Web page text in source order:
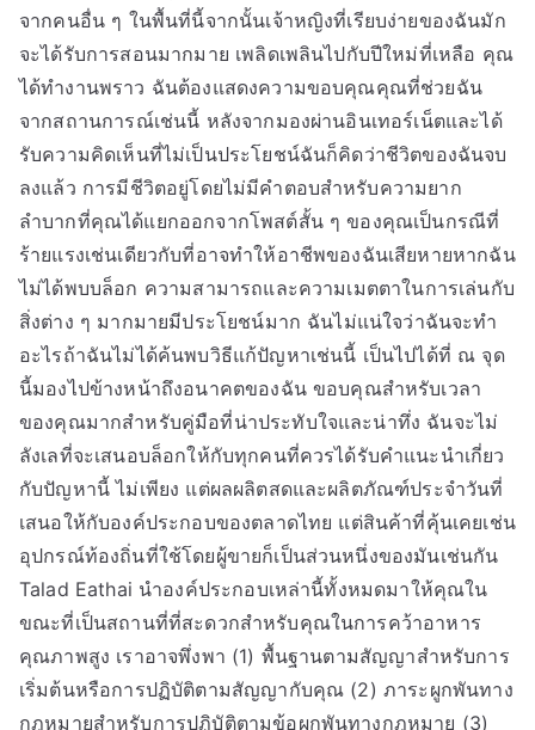
จากคนอื่น ๆ ในพื้นที่นี้จากนั้นเจ้าหญิงที่เรียบง่ายของฉันมัก
จะได้รับการสอนมากมาย เพลิดเพลินไปกับปีใหม่ที่เหลือ คุณ
ได้ทำงานพราว ฉันต้องแสดงความขอบคุณคุณที่ช่วยฉัน
จากสถานการณ์เช่นนี้ หลังจากมองผ่านอินเทอร์เน็ตและได้
รับความคิดเห็นที่ไม่เป็นประโยชน์ฉันก็คิดว่าชีวิตของฉันจบ
ลงแล้ว การมีชีวิตอยู่โดยไม่มีคำตอบสำหรับความยาก
ลำบากที่คุณได้แยกออกจากโพสต์สั้น ๆ ของคุณเป็นกรณีที่
ร้ายแรงเช่นเดียวกับที่อาจทำให้อาชีพของฉันเสียหายหากฉัน
ไม่ได้พบบล็อก ความสามารถและความเมตตาในการเล่นกับ
สิ่งต่าง ๆ มากมายมีประโยชน์มาก ฉันไม่แน่ใจว่าฉันจะทำ
อะไรถ้าฉันไม่ได้ค้นพบวิธีแก้ปัญหาเช่นนี้ เป็นไปได้ที่ ณ จุด
นี้มองไปข้างหน้าถึงอนาคตของฉัน ขอบคุณสำหรับเวลา
ของคุณมากสำหรับคู่มือที่น่าประทับใจและน่าทึ่ง ฉันจะไม่
ลังเลที่จะเสนอบล็อกให้กับทุกคนที่ควรได้รับคำแนะนำเกี่ยว
กับปัญหานี้ ไม่เพียง แต่ผลผลิตสดและผลิตภัณฑ์ประจำวันที่
เสนอให้กับองค์ประกอบของตลาดไทย แต่สินค้าที่คุ้นเคยเช่น
อุปกรณ์ท้องถิ่นที่ใช้โดยผู้ขายก็เป็นส่วนหนึ่งของมันเช่นกัน
Talad Eathai นำองค์ประกอบเหล่านี้ทั้งหมดมาให้คุณใน
ขณะที่เป็นสถานที่ที่สะดวกสำหรับคุณในการคว้าอาหาร
คุณภาพสูง เราอาจพึ่งพา (1) พื้นฐานตามสัญญาสำหรับการ
เริ่มต้นหรือการปฏิบัติตามสัญญากับคุณ (2) ภาระผูกพันทาง
กฎหมายสำหรับการปฏิบัติตามข้อผูกพันทางกฎหมาย (3)